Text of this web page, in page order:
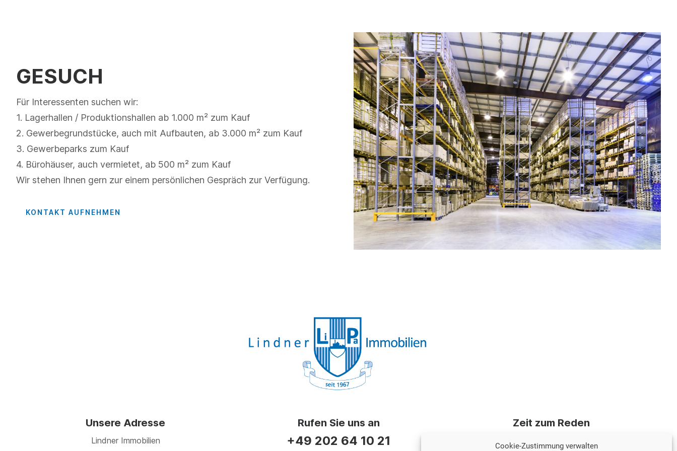
Cookie-Zustimmung verwalten
GESUCH
Für Interessenten suchen wir:
1. Lagerhallen / Produktionshallen ab 1.000 m² zum Kauf
2. Gewerbegrundstücke, auch mit Aufbauten, ab 3.000 m² zum Kauf
3. Gewerbeparks zum Kauf
4. Bürohäuser, auch vermietet, ab 500 m² zum Kauf
Wir stehen Ihnen gern zur einem persönlichen Gespräch zur Verfügung.
KONTAKT AUFNEHMEN
Unsere Adresse
Lindner Immobilien
Rufen Sie uns an
+49 202 64 10 21
Zeit zum Reden